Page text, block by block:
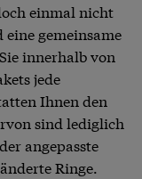
einmal nicht
gemeinsame
innerhalb von
jede
Ihnen den
sind lediglich
angepasste
Ringe.